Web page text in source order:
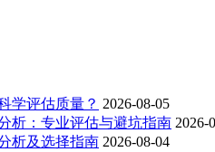
学评估质量？ 2026-08-05
析：专业评估与避坑指南 2026-
析及选择指南 2026-08-04